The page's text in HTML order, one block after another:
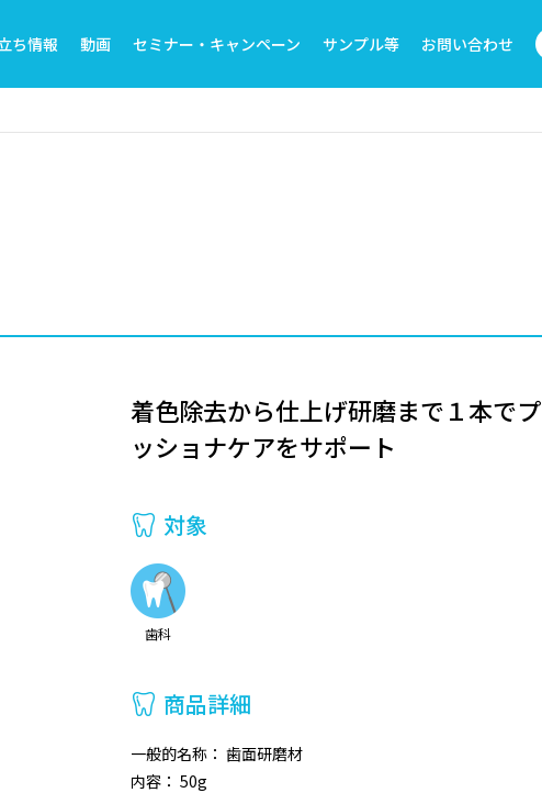
ち情報 動画 セミナー・キャンペーン サンプル等 お問い合わせ
着色除去から仕上げ研磨まで１本で
ッショナケアをサポート
対象
歯科
商品詳細
一般的名称： 歯面研磨材
内容： 50g